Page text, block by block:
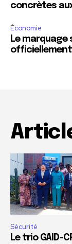
concrètes
Économie
Le
officiellement
Sécurité
Le trio GAID-